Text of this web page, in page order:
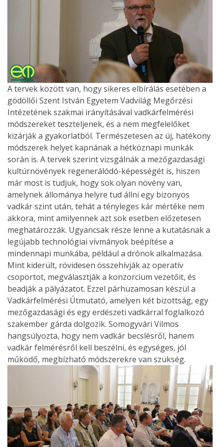
A tervek között van, hogy sikeres elbírálás esetében a
gödöllői Szent István Egyetem Vadvilág Megőrzési
Intézetének szakmai irányításával vadkárfelmérési
módszereket teszteljenek, és a nem megfelelőket
kizárják a gyakorlatból. Természetesen az új, hatékony
módszerek helyet kapnának a hétköznapi munkák
során is. A tervek szerint vizsgálnák a mezőgazdasági
kultúrnövények regenerálódó-képességét is, hiszen
már most is tudjuk, hogy sok olyan növény van,
amelynek állománya helyre tud állni egy bizonyos
vadkár szint után, tehát a tényleges kár mértéke nem
akkora, mint amilyennek azt sok esetben előzetesen
meghatározzák. Ugyancsak része lenne a kutatásnak a
legújabb technológiai vívmányok beépítése a
mindennapi munkába, például a drónok alkalmazása.
Mint kiderült, rövidesen összehívják az operatív
csoportot, megválasztják a konzorcium vezetőit, és
beadják a pályázatot. Ezzel párhuzamosan készül a
Vadkárfelmérési Útmutató, amelyen két bizottság, egy
mezőgazdasági és egy erdészeti vadkárral foglalkozó
szakember gárda dolgozik. Somogyvári Vilmos
hangsúlyozta, hogy nem vadkár becslésről, hanem
vadkár felmérésről kell beszélni, és egységes, jól
működő, megbízható módszerekre van szükség.